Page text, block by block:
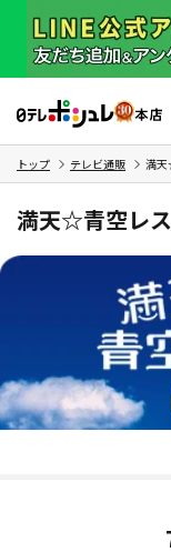
トップ テレビ通販 満
満天☆青空レ